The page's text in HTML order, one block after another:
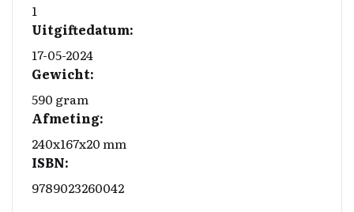
1
Uitgiftedatum:
17-05-2024
Gewicht:
590 gram
Afmeting:
240x167x20 mm
ISBN:
9789023260042